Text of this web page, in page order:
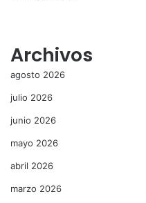
Archivos
agosto 2026
julio 2026
junio 2026
mayo 2026
abril 2026
marzo 2026